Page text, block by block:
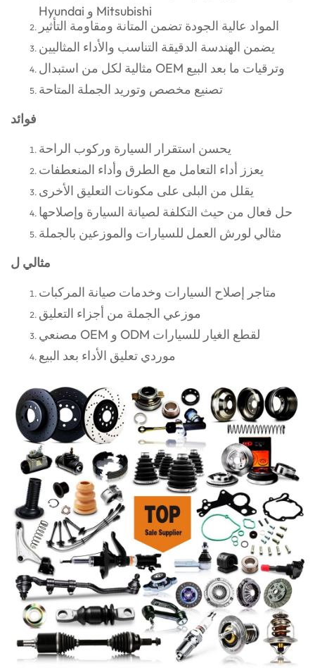
Hyundai و Mitsubishi
المواد عالية الجودة تضمن المتانة ومقاومة التأثير
يضمن الهندسة الدقيقة التناسب والأداء المثاليين
مثالية لكل من استبدال OEM وترقيات ما بعد البيع
تصنيع مخصص وتوريد الجملة المتاحة
فوائد
يحسن استقرار السيارة وركوب الراحة
يعزز أداء التعامل مع الطرق وأداء المنعطفات
يقلل من البلى على مكونات التعليق الأخرى
حل فعال من حيث التكلفة لصيانة السيارة وإصلاحها
مثالي لورش العمل للسيارات والموزعين بالجملة
مثالي ل
متاجر إصلاح السيارات وخدمات صيانة المركبات
موزعي الجملة من أجزاء التعليق
مصنعي OEM و ODM لقطع الغيار للسيارات
موردي تعليق الأداء بعد البيع